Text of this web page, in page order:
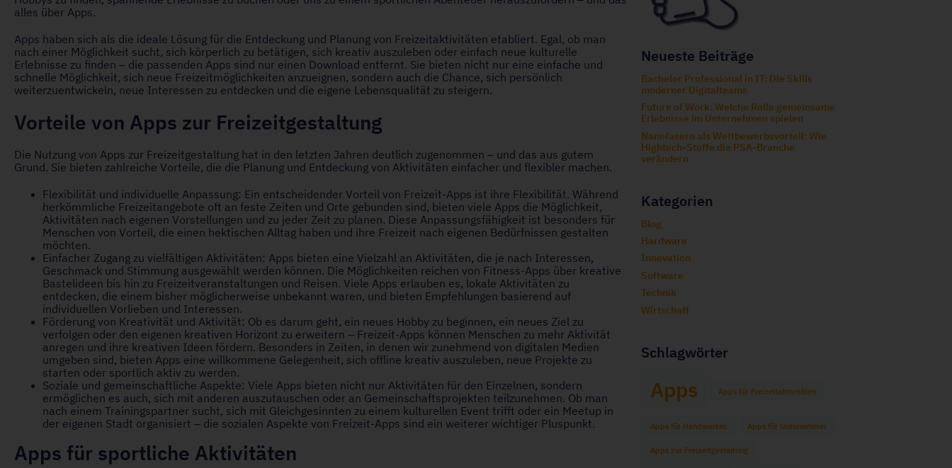
alles über Apps.
Apps haben sich als die ideale Lösung für die Entdeckung und Planung von Freizeitaktivitäten etabliert. Egal, ob man
nach einer Möglichkeit sucht, sich körperlich zu betätigen, sich kreativ auszuleben oder einfach neue kulturelle
Erlebnisse zu finden – die passenden Apps sind nur einen Download entfernt. Sie bieten nicht nur eine einfache und
schnelle Möglichkeit, sich neue Freizeitmöglichkeiten anzueignen, sondern auch die Chance, sich persönlich
weiterzuentwickeln, neue Interessen zu entdecken und die eigene Lebensqualität zu steigern.
Vorteile von Apps zur Freizeitgestaltung
Die Nutzung von Apps zur Freizeitgestaltung hat in den letzten Jahren deutlich zugenommen – und das aus gutem
Grund. Sie bieten zahlreiche Vorteile, die die Planung und Entdeckung von Aktivitäten einfacher und flexibler machen.
Flexibilität und individuelle Anpassung: Ein entscheidender Vorteil von Freizeit-Apps ist ihre Flexibilität. Während
herkömmliche Freizeitangebote oft an feste Zeiten und Orte gebunden sind, bieten viele Apps die Möglichkeit,
Aktivitäten nach eigenen Vorstellungen und zu jeder Zeit zu planen. Diese Anpassungsfähigkeit ist besonders für
Menschen von Vorteil, die einen hektischen Alltag haben und ihre Freizeit nach eigenen Bedürfnissen gestalten
möchten.
Einfacher Zugang zu vielfältigen Aktivitäten: Apps bieten eine Vielzahl an Aktivitäten, die je nach Interessen,
Geschmack und Stimmung ausgewählt werden können. Die Möglichkeiten reichen von Fitness-Apps über kreative
Bastelideen bis hin zu Freizeitveranstaltungen und Reisen. Viele Apps erlauben es, lokale Aktivitäten zu
entdecken, die einem bisher möglicherweise unbekannt waren, und bieten Empfehlungen basierend auf
individuellen Vorlieben und Interessen.
Förderung von Kreativität und Aktivität: Ob es darum geht, ein neues Hobby zu beginnen, ein neues Ziel zu
verfolgen oder den eigenen kreativen Horizont zu erweitern – Freizeit-Apps können Menschen zu mehr Aktivität
anregen und ihre kreativen Ideen fördern. Besonders in Zeiten, in denen wir zunehmend von digitalen Medien
umgeben sind, bieten Apps eine willkommene Gelegenheit, sich offline kreativ auszuleben, neue Projekte zu
starten oder sportlich aktiv zu werden.
Soziale und gemeinschaftliche Aspekte: Viele Apps bieten nicht nur Aktivitäten für den Einzelnen, sondern
ermöglichen es auch, sich mit anderen auszutauschen oder an Gemeinschaftsprojekten teilzunehmen. Ob man
nach einem Trainingspartner sucht, sich mit Gleichgesinnten zu einem kulturellen Event trifft oder ein Meetup in
der eigenen Stadt organisiert – die sozialen Aspekte von Freizeit-Apps sind ein weiterer wichtiger Pluspunkt.
Apps für sportliche Aktivitäten
Neueste Beiträge
Bachelor Professional in IT: Die Skills
moderner Digitalteams
Future of Work: Welche Rolle gemeinsame
Erlebnisse im Unternehmen spielen
Nanofasern als Wettbewerbsvorteil: Wie
Hightech-Stoffe die PSA-Branche
verändern
Kategorien
Blog
Hardware
Innovation
Software
Technik
Wirtschaft
Schlagwörter
Apps Apps für Freizeitaktivitäten
Apps für Handwerker Apps für Unternehmer
Apps zur Freizeitgestaltung